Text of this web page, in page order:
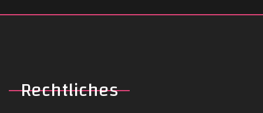
Rechtliches